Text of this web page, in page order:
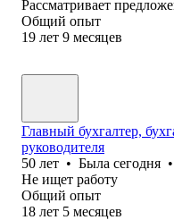
Рассматривает
Общий опыт
19 лет 9 месяцев
Главный бухгалтер,
руководителя
50 лет • Была сегодня •
Не ищет работу
Общий опыт
18 лет 5 месяцев